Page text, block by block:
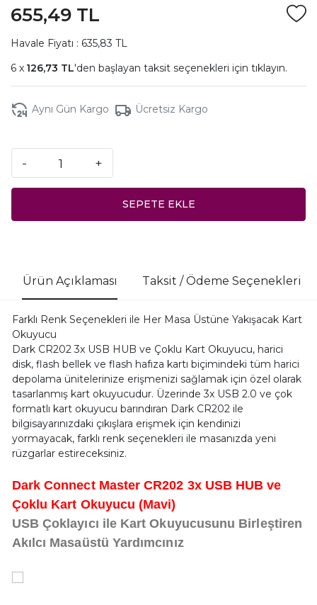
655,49 TL
Havale Fiyatı : 635,83 TL
126,73 TL'den başlayan taksit seçenekleri için tıklayın.
Aynı Gün Kargo Ücretsiz Kargo
- +
SEPETE EKLE
Ürün Açıklaması Taksit / Ödeme Seçenekleri
Farklı Renk Seçenekleri ile Her Masa Üstüne Yakışacak Kart
Okuyucu
Dark CR202 3x USB HUB ve Çoklu Kart Okuyucu, harici
disk, flash bellek ve flash hafıza kartı biçimindeki tüm harici
depolama ünitelerinize erişmenizi sağlamak için özel olarak
tasarlanmış kart okuyucudur. Üzerinde 3x USB 2.0 ve çok
formatlı kart okuyucu barındıran Dark CR202 ile
bilgisayarınızdaki çıkışlara erişmek için kendinizi
yormayacak, farklı renk seçenekleri ile masanızda yeni
rüzgarlar estireceksiniz.
Dark Connect Master CR202 3x USB HUB ve
Çoklu Kart Okuyucu (Mavi)
USB Çoklayıcı ile Kart Okuyucusunu Birleştiren
Akılcı Masaüstü Yardımcınız